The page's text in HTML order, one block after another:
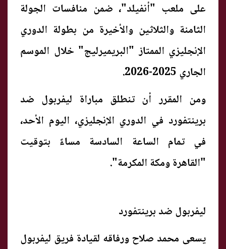
على ملعب "أنفيلد"، ضمن منافسات الجولة
الثامنة والثلاثين والأخيرة من بطولة الدوري
الإنجليزي الممتاز "البريميرليج" خلال الموسم
الجاري 2025-2026.
ومن المقرر أن تنطلق مباراة ليفربول ضد
برينتفورد في الدوري الإنجليزي، اليوم الأحد،
في تمام الساعة السادسة مساءً بتوقيت
"القاهرة ومكة المكرمة".
ليفربول ضد برينتفورد
يسعى محمد صلاح ورفاقه لقيادة فريق ليفربول